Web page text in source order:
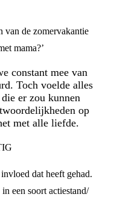
van de zomervakantie
mama?’
constant mee van
Toch voelde alles
er zou kunnen
op
met alle liefde.
dat heeft gehad.
een soort actiestand/